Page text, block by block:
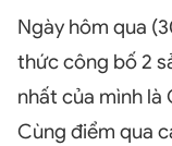
Ngày hôm qua
thức công bố 2
nhất của mình là
Cùng điểm qua